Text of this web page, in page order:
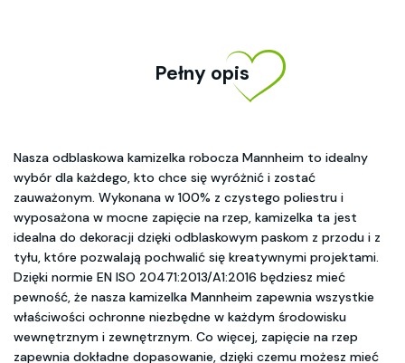
Pełny opis
Nasza odblaskowa kamizelka robocza Mannheim to idealny
wybór dla każdego, kto chce się wyróżnić i zostać
zauważonym. Wykonana w 100% z czystego poliestru i
wyposażona w mocne zapięcie na rzep, kamizelka ta jest
idealna do dekoracji dzięki odblaskowym paskom z przodu i z
tyłu, które pozwalają pochwalić się kreatywnymi projektami.
Dzięki normie EN ISO 20471:2013/A1:2016 będziesz mieć
pewność, że nasza kamizelka Mannheim zapewnia wszystkie
właściwości ochronne niezbędne w każdym środowisku
wewnętrznym i zewnętrznym. Co więcej, zapięcie na rzep
zapewnia dokładne dopasowanie, dzięki czemu możesz mieć